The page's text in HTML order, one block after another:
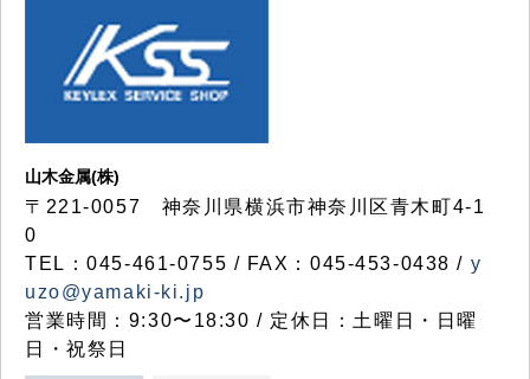
山木金属(株)
〒221-0057 神奈川県横浜市神奈川区青木町4-1
0
TEL：045-461-0755 / FAX：045-453-0438 / y
uzo@yamaki-ki.jp
営業時間：9:30〜18:30 / 定休日：土曜日・日曜
日・祝祭日